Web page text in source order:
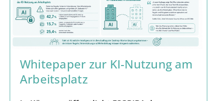
Whitepaper zur KI-Nutzung am
Arbeitsplatz